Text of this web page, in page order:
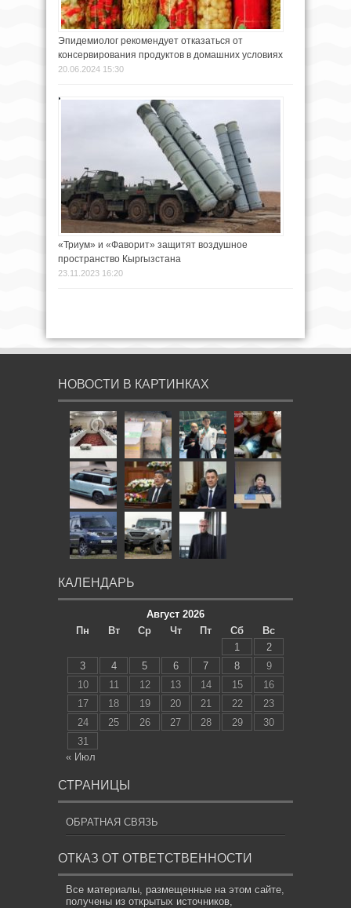
Эпидемиолог рекомендует отказаться от
консервирования продуктов в домашних условиях
20.06.2024 15:30
«Триум» и «Фаворит» защитят воздушное
пространство Кыргызстана
23.11.2023 16:20
НОВОСТИ В КАРТИНКАХ
КАЛЕНДАРЬ
Август 2026
Пн
Вт Ср Чт Пт Сб
Вс
1
2
3
4 5 6 7 8
9
10
11 12 13 14 15
16
17
18 19 20 21 22
23
24
25 26 27 28 29
30
31
« Июл
СТРАНИЦЫ
ОБРАТНАЯ СВЯЗЬ
ОТКАЗ ОТ ОТВЕТСТВЕННОСТИ
Все материалы, размещенные на этом сайте,
получены из открытых источников,